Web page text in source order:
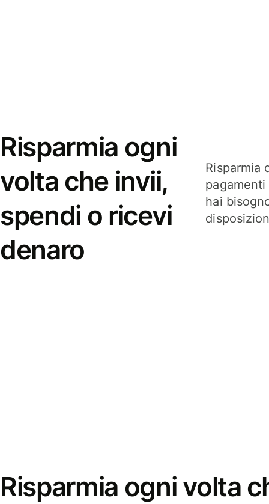
Risparmia ogni
volta che invii,
spendi o ricevi
denaro
Risparmia
hai
Risparmia ogni volta